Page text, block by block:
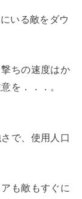
いる敵をダウ
ちの速度はか
を．．．。
で、使用人口
も敵もすぐに